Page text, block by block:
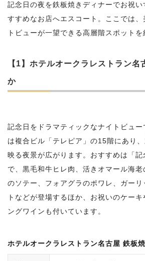
記念日の夜を鉄板焼きディナーでお祝
すすめなお店へエスコート。ここでは、
トビューが一望できる高層階スポットを
【1】ホテルオークラレストラン名
か
記念日をドラマティックなナイトビュ
は複合ビル「テレピア」の15階にあり
映る夜景が広がります。おすすめは「記
で、黒毛和牛ヒレ肉、活きオマール海
のソテー、フォアグラのポワレ、ガー
トなどが登場するほか、お祝いのケー
ングワインも付いています。
ホテルオークラレストラン名古屋 鉄板